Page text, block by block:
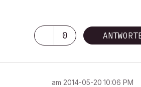
0
am ‎2014-05-20 10:06 PM